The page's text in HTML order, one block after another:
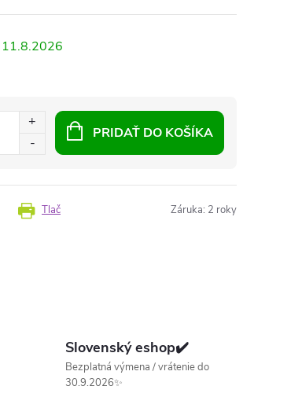
11.8.2026
PRIDAŤ DO KOŠÍKA
Tlač Záruka: 2 roky
Slovenský eshop✔️
Bezplatná výmena / vrátenie do
30.9.2026✨